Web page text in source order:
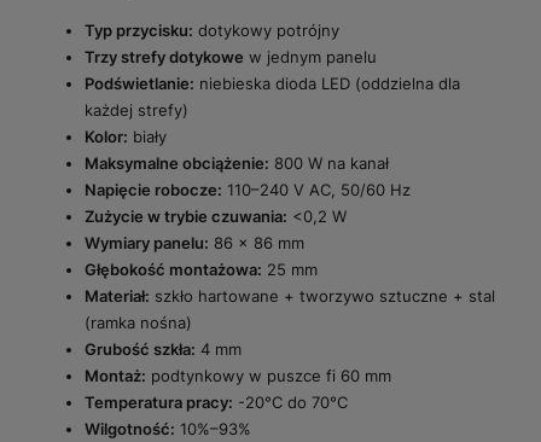
Typ przycisku: dotykowy potrójny
Trzy strefy dotykowe w jednym panelu
Podświetlanie: niebieska dioda LED (oddzielna dla
każdej strefy)
Kolor: biały
Maksymalne obciążenie: 800 W na kanał
Napięcie robocze: 110–240 V AC, 50/60 Hz
Zużycie w trybie czuwania: <0,2 W
Wymiary panelu: 86 x 86 mm
Głębokość montażowa: 25 mm
Materiał: szkło hartowane + tworzywo sztuczne + stal
(ramka nośna)
Grubość szkła: 4 mm
Montaż: podtynkowy w puszce fi 60 mm
Temperatura pracy: -20°C do 70°C
Wilgotność: 10%–93%